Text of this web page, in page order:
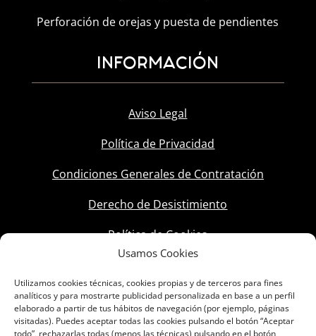
Usamos Cookies
Utilizamos cookies técnicas, cookies propias y de terceros para fines
analíticos y para mostrarte publicidad personalizada en base a un perfil
elaborado a partir de tus hábitos de navegación (por ejemplo, páginas
visitadas). Puedes aceptar todas las cookies pulsando el botón “Aceptar
todo”, rechazarlas todas (menos las técnicas) pulsando en el botón
Perforación de orejas y puesta de pendientes
INFORMACIÓN
Aviso Legal
Política de Privacidad
Condiciones Generales de Contratación
Derecho de Desistimiento
Política de Cookies